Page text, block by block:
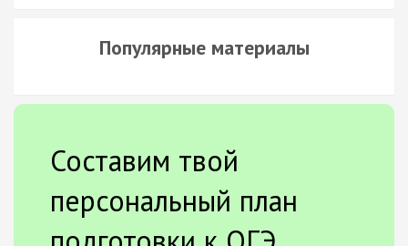
Популярные материалы
Составим твой
персональный план